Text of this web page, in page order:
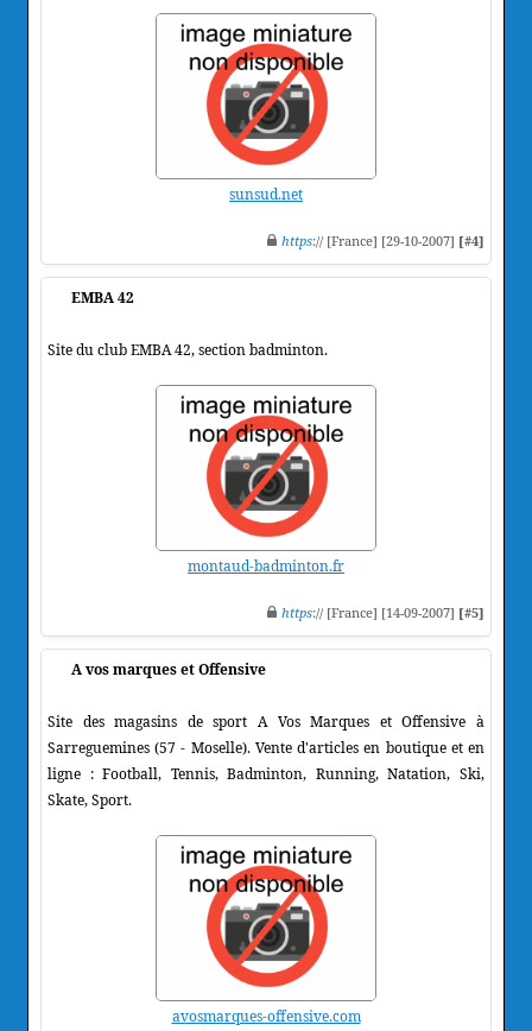
sunsud.net
https:// [France] [29-10-2007] [#4]
EMBA 42
Site du club EMBA 42, section badminton.
montaud-badminton.fr
https:// [France] [14-09-2007] [#5]
A vos marques et Offensive
Site des magasins de sport A Vos Marques et Offensive à
Sarreguemines (57 - Moselle). Vente d'articles en boutique et en
ligne : Football, Tennis, Badminton, Running, Natation, Ski,
Skate, Sport.
avosmarques-offensive.com